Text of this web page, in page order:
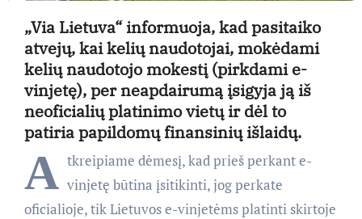
„Via Lietuva“ informuoja, kad pasitaiko
atvejų, kai kelių naudotojai, mokėdami
kelių naudotojo mokestį (pirkdami e-
vinjetę), per neapdairumą įsigyja ją iš
neoficialių platinimo vietų ir dėl to
patiria papildomų finansinių išlaidų.
A tkreipiame dėmesį, kad prieš perkant e-
vinjetę būtina įsitikinti, jog perkate
oficialioje, tik Lietuvos e-vinjetėms platinti skirtoje